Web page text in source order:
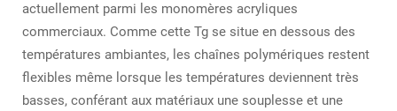
actuellement parmi les monomères acryliques
commerciaux. Comme cette Tg se situe en dessous des
températures ambiantes, les chaînes polymériques restent
flexibles même lorsque les températures deviennent très
basses, conférant aux matériaux une souplesse et une